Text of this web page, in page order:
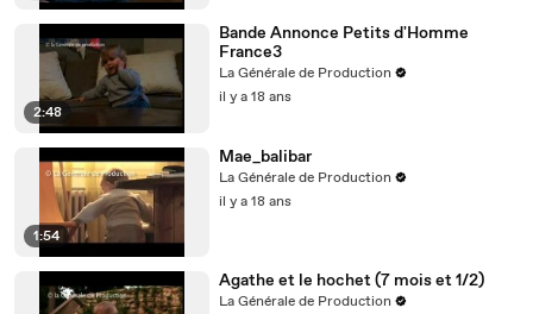
2:48
Bande Annonce Petits d'Homme
France3
La Générale de Production
il y a 18 ans
1:54
Mae_balibar
La Générale de Production
il y a 18 ans
Agathe et le hochet (7 mois et 1/2)
La Générale de Production